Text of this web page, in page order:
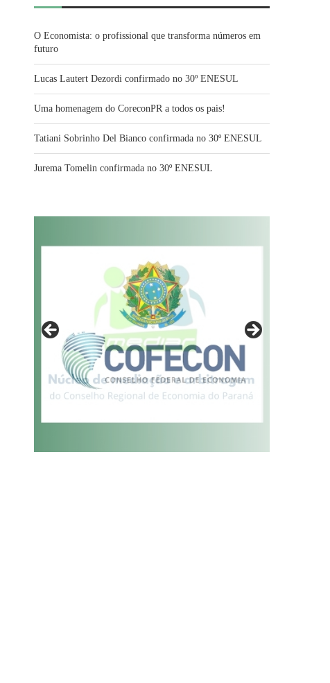
O Economista: o profissional que transforma números em
futuro
Lucas Lautert Dezordi confirmado no 30º ENESUL
Uma homenagem do CoreconPR a todos os pais!
Tatiani Sobrinho Del Bianco confirmada no 30º ENESUL
Jurema Tomelin confirmada no 30º ENESUL